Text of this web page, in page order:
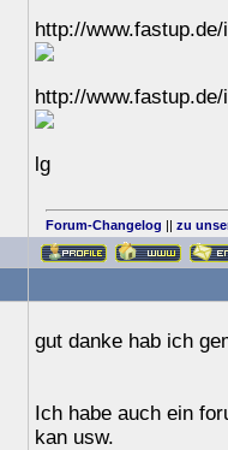
http://
http://
lg
Forum-Changelog || zu
gut danke hab ich
Ich habe auch ein
kan usw.